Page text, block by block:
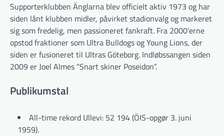
Supporterklubben Änglarna blev officielt aktiv 1973 og har
siden lånt klubben midler, påvirket stadionvalg og markeret
sig som fredelig, men passioneret fankraft. Fra 2000’erne
opstod fraktioner som Ultra Bulldogs og Young Lions, der
siden er fusioneret til Ultras Göteborg. Indløbssangen siden
2009 er Joel Almes “Snart skiner Poseidon”.
Publikumstal
All-time rekord Ullevi: 52 194 (ÖIS-opgør 3. juni
1959).